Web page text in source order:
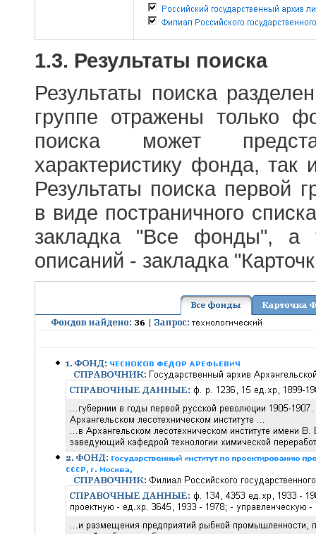
1.3. Результаты поиска
Результаты поиска
группе отражены только
поиска может
характеристику фонда,
Результаты поиска первой
в виде постраничного
закладка "Все фонды", а
описаний - закладка